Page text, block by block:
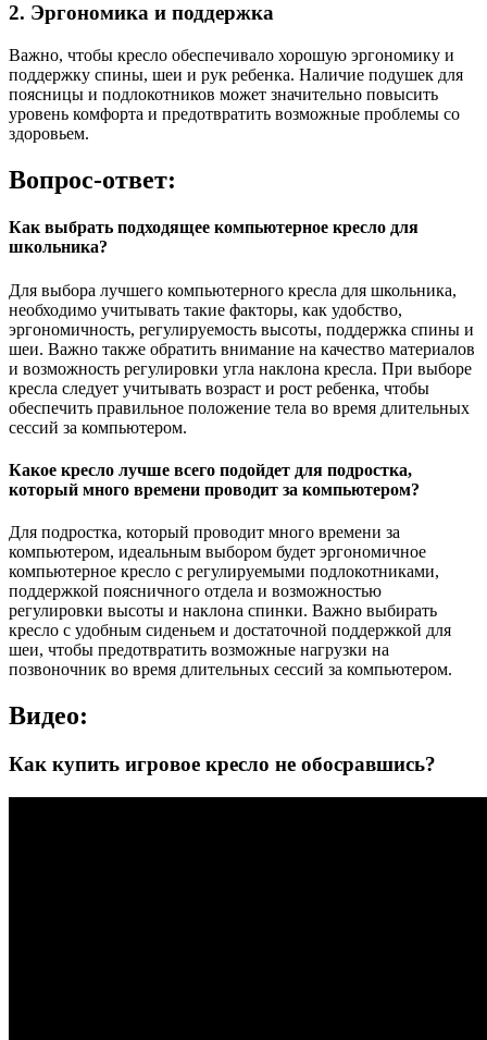
2. Эргономика и поддержка
Важно, чтобы кресло обеспечивало хорошую эргономику и
поддержку спины, шеи и рук ребенка. Наличие подушек для
поясницы и подлокотников может значительно повысить
уровень комфорта и предотвратить возможные проблемы со
здоровьем.
Вопрос-ответ:
Как выбрать подходящее компьютерное кресло для
школьника?
Для выбора лучшего компьютерного кресла для школьника,
необходимо учитывать такие факторы, как удобство,
эргономичность, регулируемость высоты, поддержка спины и
шеи. Важно также обратить внимание на качество материалов
и возможность регулировки угла наклона кресла. При выборе
кресла следует учитывать возраст и рост ребенка, чтобы
обеспечить правильное положение тела во время длительных
сессий за компьютером.
Какое кресло лучше всего подойдет для подростка,
который много времени проводит за компьютером?
Для подростка, который проводит много времени за
компьютером, идеальным выбором будет эргономичное
компьютерное кресло с регулируемыми подлокотниками,
поддержкой поясничного отдела и возможностью
регулировки высоты и наклона спинки. Важно выбирать
кресло с удобным сиденьем и достаточной поддержкой для
шеи, чтобы предотвратить возможные нагрузки на
позвоночник во время длительных сессий за компьютером.
Видео:
Как купить игровое кресло не обосравшись?